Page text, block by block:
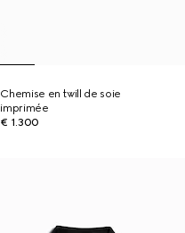
Chemise en twill de soie
imprimée
€ 1.300